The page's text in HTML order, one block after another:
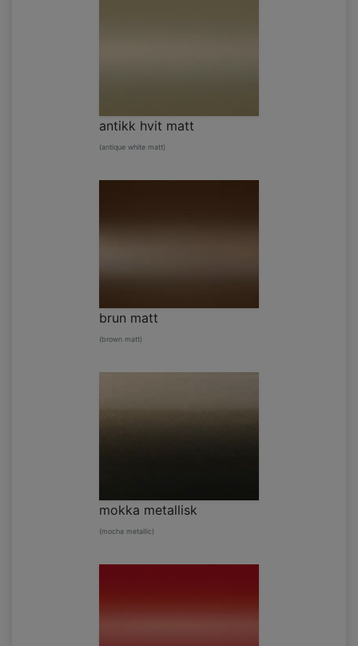
antikk hvit matt
(antique white matt)
brun matt
(brown matt)
mokka metallisk
(mocha metallic)